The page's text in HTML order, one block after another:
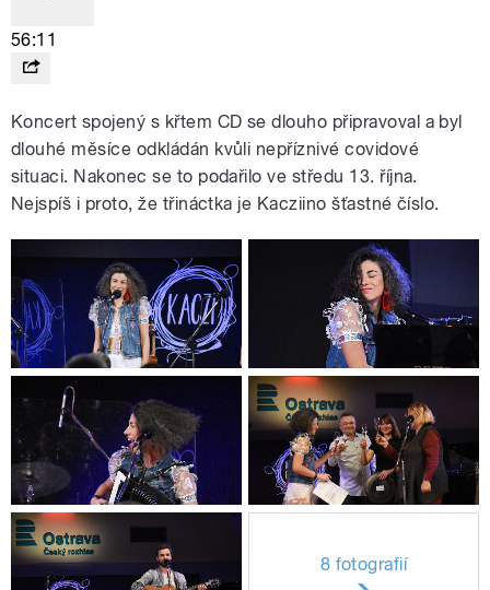
56:11
Koncert spojený s křtem CD se dlouho připravoval a byl
dlouhé měsíce odkládán kvůli nepříznivé covidové
situaci. Nakonec se to podařilo ve středu 13. října.
Nejspíš i proto, že třináctka je Kacziino šťastné číslo.
8 fotografií